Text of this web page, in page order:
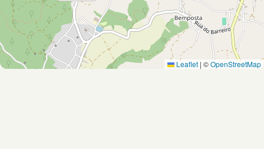
Leaflet | ©OpenStreetMap